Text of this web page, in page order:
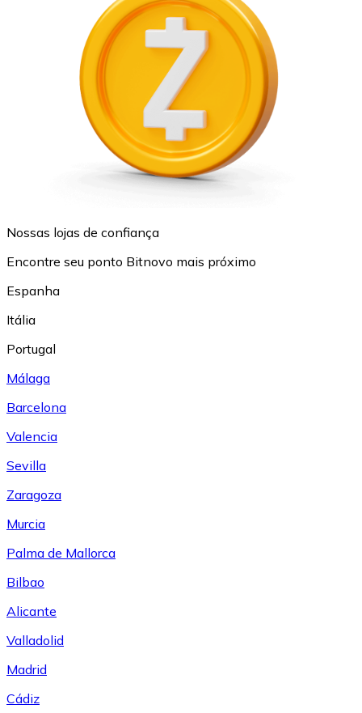
Nossas lojas de confiança
Encontre seu ponto Bitnovo mais próximo
Espanha
Itália
Portugal
Málaga
Barcelona
Valencia
Sevilla
Zaragoza
Murcia
Palma de Mallorca
Bilbao
Alicante
Valladolid
Madrid
Cádiz